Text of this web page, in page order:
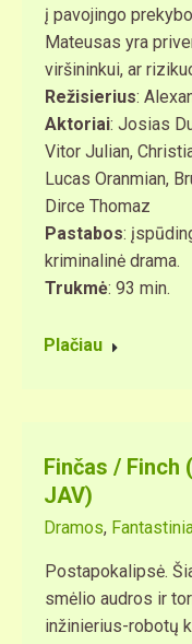
į pavojingo
Mateusas yra
viršininkui, ar
Režisierius:
Aktoriai: Josias
Vitor Julian,
Lucas Oranmian,
Dirce Thomaz
Pastabos:
kriminalinė drama.
Trukmė: 93 min.
Plačiau
Finčas / Finch
JAV)
Dramos,
Postapokalipsė.
smėlio audros ir
inžinierius-robotų